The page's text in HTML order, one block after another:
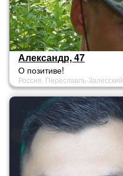
Александр, 47
О позитиве!
Россия, Переславль-Залесский